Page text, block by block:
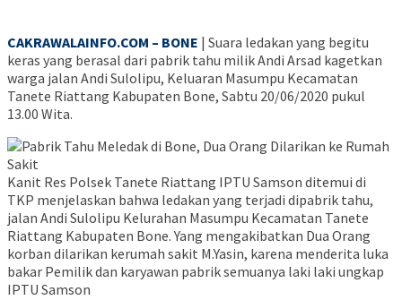
CAKRAWALAINFO.COM – BONE | Suara ledakan yang begitu
keras yang berasal dari pabrik tahu milik Andi Arsad kagetkan
warga jalan Andi Sulolipu, Keluaran Masumpu Kecamatan
Tanete Riattang Kabupaten Bone, Sabtu 20/06/2020 pukul
13.00 Wita.
Kanit Res Polsek Tanete Riattang IPTU Samson ditemui di
TKP menjelaskan bahwa ledakan yang terjadi dipabrik tahu,
jalan Andi Sulolipu Kelurahan Masumpu Kecamatan Tanete
Riattang Kabupaten Bone. Yang mengakibatkan Dua Orang
korban dilarikan kerumah sakit M.Yasin, karena menderita luka
bakar Pemilik dan karyawan pabrik semuanya laki laki ungkap
IPTU Samson